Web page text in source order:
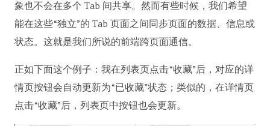
象也不会在多个 Tab 间共享。然而有些时候，我们希望
能在这些“独立”的 Tab 页面之间同步页面的数据、信息或
状态。这就是我们所说的前端跨页面通信。
正如下面这个例子：我在列表页点击“收藏”后，对应的详
情页按钮会自动更新为“已收藏”状态；类似的，在详情页
点击“收藏”后，列表页中按钮也会更新。